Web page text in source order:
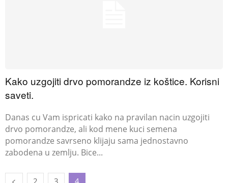
Kako uzgojiti drvo pomorandze iz koštice. Korisni
saveti.
Danas cu Vam ispricati kako na pravilan nacin uzgojiti
drvo pomorandze, ali kod mene kuci semena
pomorandze savrseno klijaju sama jednostavno
zabodena u zemlju. Bice...
2 3 4